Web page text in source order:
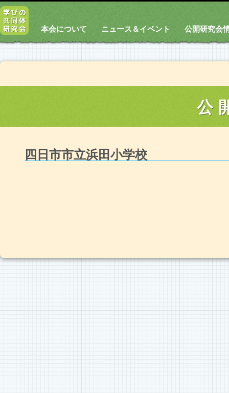
本会について ニュース＆イベント 公開研究会
公
四日市市立浜田小学校